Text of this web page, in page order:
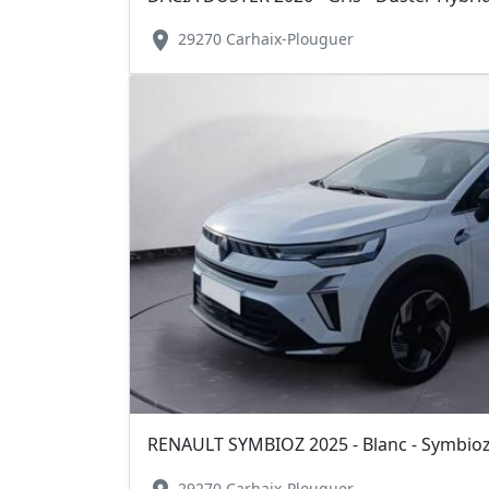
location_on 29270 Carhaix-Plouguer